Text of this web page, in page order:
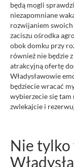
będą mogli
niezapomniane
rozwijaniem swoich
zaciszu ośrodka
obok domku przy
również nie będzie
atrakcyjną ofertę
Władysławowie
będziecie wracać
wybierzecie się tam
zwlekajcie i
Nie